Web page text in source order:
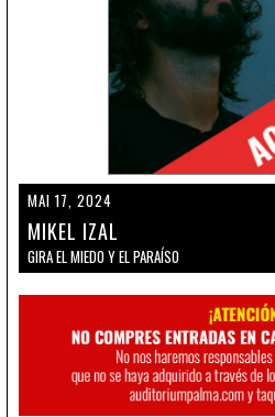
MAI 17, 2024
MIKEL IZAL
GIRA EL MIEDO Y EL PARAÍSO